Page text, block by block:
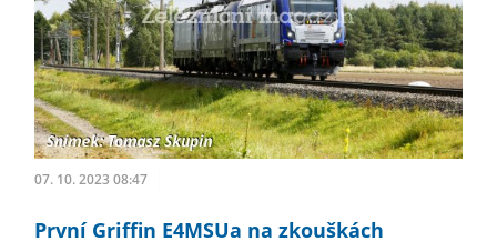
07. 10. 2023 08:47
První Griffin E4MSUa na zkouškách